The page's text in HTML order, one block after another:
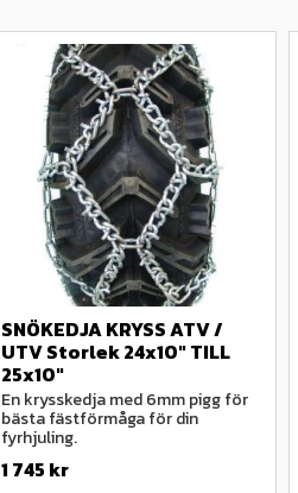
SNÖKEDJA KRYSS ATV /
UTV Storlek 24x10" TILL
25x10"
En krysskedja med 6mm pigg för
bästa fästförmåga för din
fyrhjuling.
1 745 kr